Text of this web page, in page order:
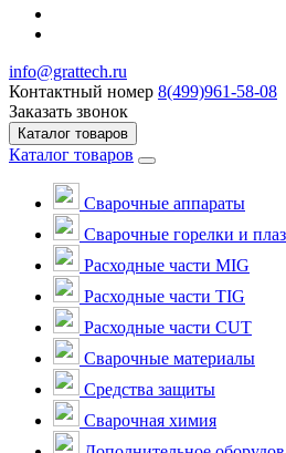
info@grattech.ru
Контактный номер 8(499)961-58-08
Заказать звонок
Каталог товаров
Каталог товаров
Сварочные аппараты
Cварочные горелки и
Расходные части MIG
Расходные части TIG
Расходные части CUT
Сварочные материалы
Средства защиты
Сварочная химия